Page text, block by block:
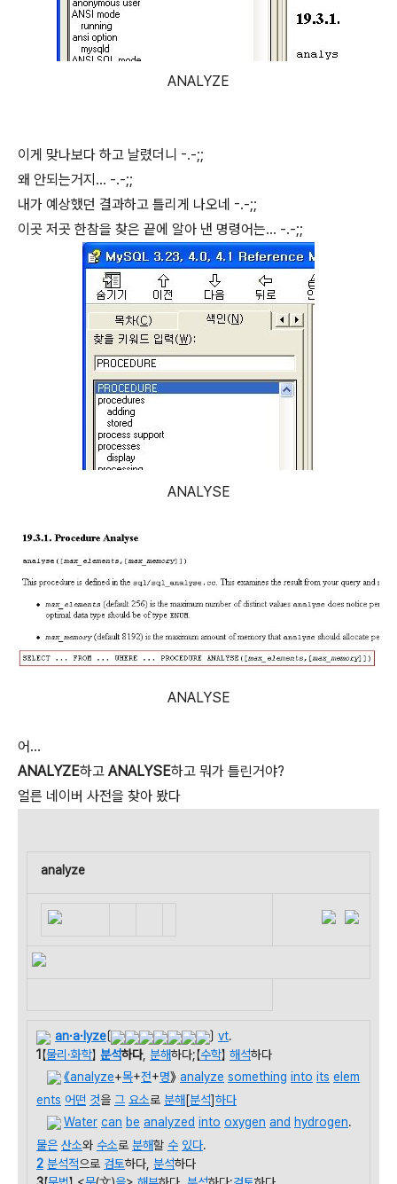
ANALYZE
이게 맞나보다 하고 날렸더니 -.-;;
왜 안되는거지... -.-;;
내가 예상했던 결과하고 틀리게 나오네 -.-;;
이곳 저곳 한참을 찾은 끝에 알아 낸 명령어는... -.-;;
ANALYSE
ANALYSE
어...
ANALYZE하고 ANALYSE하고 뭐가 틀린거야?
얼른 네이버 사전을 찾아 봤다
analyze
an·a·lyze〔 〕 vt.
1 【물리·화학】 분석하다, 분해하다;【수학】 해석하다
《analyze+목+전+명》 analyze something into its elem
ents 어떤 것을 그 요소로 분해 [분석]하다
Water can be analyzed into oxygen and hydrogen.
물은 산소와 수소로 분해할 수 있다.
2 분석적으로 검토하다, 분석하다